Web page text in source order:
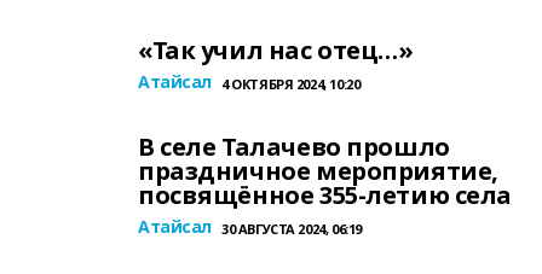
«Так учил нас отец…»
Атайсал 4 ОКТЯБРЯ 2024, 10:20
В селе Талачево прошло
праздничное мероприятие,
посвящённое 355-летию села
Атайсал 30 АВГУСТА 2024, 06:19